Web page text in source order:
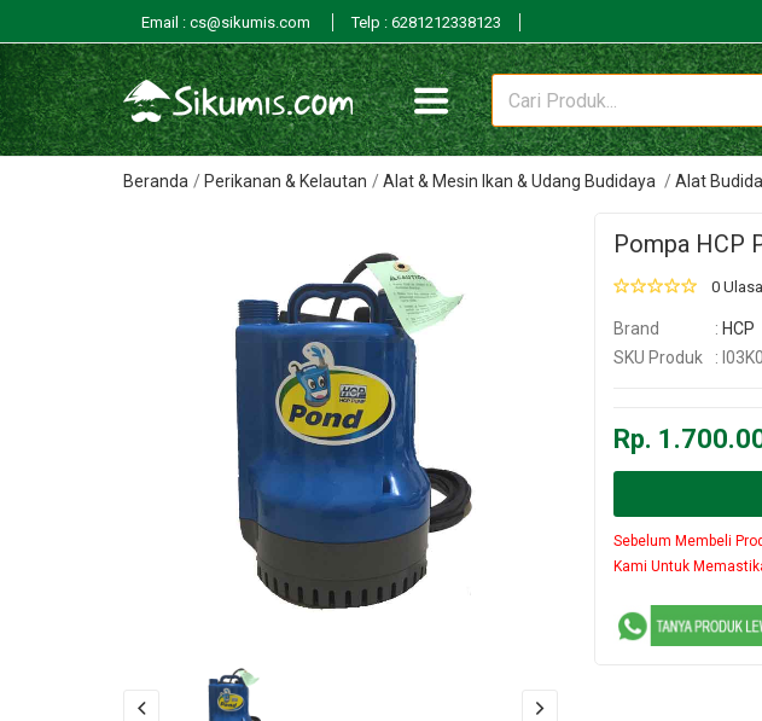
Email : cs@sikumis.com Telp : 6281212338123
Beranda Perikanan & Kelautan Alat & Mesin Ikan & Udang Budidaya Alat
Pompa HCP
0
Brand : HCP
SKU Produk
:
Rp.
Sebelum Membeli
Kami Untuk